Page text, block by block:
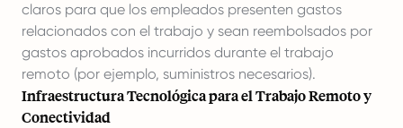
claros para que los empleados presenten gastos
relacionados con el trabajo y sean reembolsados por
gastos aprobados incurridos durante el trabajo
remoto (por ejemplo, suministros necesarios).
Infraestructura Tecnológica para el Trabajo Remoto y
Conectividad